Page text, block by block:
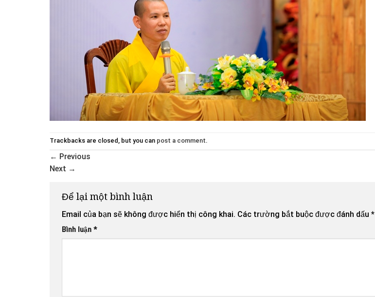
Trackbacks are closed, but you can post a comment.
← Previous
Next →
Để lại một bình luận
Email của bạn sẽ không được hiển thị công khai. Các trường bắt buộc được đánh dấu *
Bình luận *